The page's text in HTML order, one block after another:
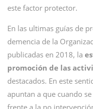
este factor protector.
En las ultimas guías de
demencia de la
publicadas en 2018, la
promoción de las
destacados. En este
apuntan a que cuando
frente a la no